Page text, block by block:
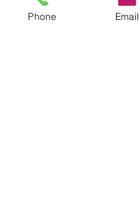
Phone Email